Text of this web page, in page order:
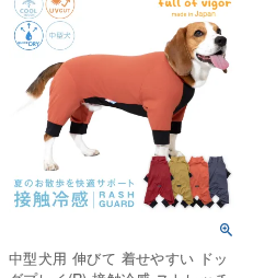
中型犬用 伸びて 着せやすい ドッ